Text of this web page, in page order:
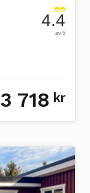
4.4
av 5
3 718 kr